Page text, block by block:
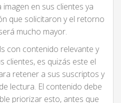
en sus clientes ya
que solicitaron y el retorno
mucho mayor.
con contenido relevante y
clientes, es quizás este el
retener a sus suscriptos y
lectura. El contenido debe
priorizar esto, antes que